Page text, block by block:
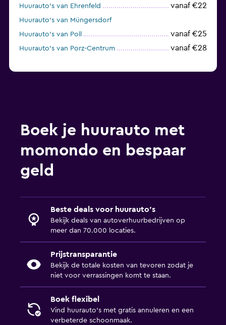
Huurauto's van Ehrenfeld vanaf €22
Huurauto's van Müngersdorf
Huurauto's van Poll
vanaf €25
Huurauto's van Porz-Centrum vanaf €28
Boek je huurauto met
momondo en bespaar
geld
Beste deals voor huurauto's
Bekijk deals van autoverhuurbedrijven op
meer dan 70.000 locaties.
Prijstransparantie
Bekijk de totale kosten van tevoren zodat je
niet voor verrassingen komt te staan.
Boek flexibel
Vind huurauto's met gratis annuleren en een
verbeterde schoonmaak.